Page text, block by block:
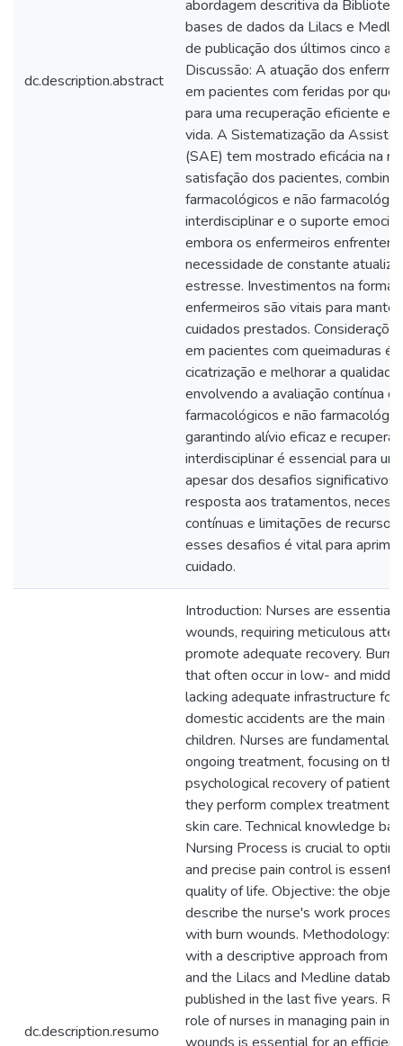
dc.description.abstract
abordagem descritiva da
bases de dados da Lilacs e
de publicação dos últimos cinco
Discussão: A atuação dos
em pacientes com feridas por
para uma recuperação eficiente e
vida. A Sistematização da
(SAE) tem mostrado eficácia na
satisfação dos pacientes,
farmacológicos e não
interdisciplinar e o suporte
embora os enfermeiros
necessidade de constante
estresse. Investimentos na
enfermeiros são vitais para
cuidados prestados.
em pacientes com queimaduras é
cicatrização e melhorar a
envolvendo a avaliação contínua
farmacológicos e não
garantindo alívio eficaz e
interdisciplinar é essencial para
apesar dos desafios significativos
resposta aos tratamentos,
contínuas e limitações de
esses desafios é vital para
cuidado.
dc.description.resumo
Introduction: Nurses are essential
wounds, requiring meticulous
promote adequate recovery.
that often occur in low- and
lacking adequate infrastructure for
domestic accidents are the main
children. Nurses are fundamental
ongoing treatment, focusing on
psychological recovery of
they perform complex treatments
skin care. Technical knowledge
Nursing Process is crucial to
and precise pain control is
quality of life. Objective: the
describe the nurse's work
with burn wounds. Methodology:
with a descriptive approach from
and the Lilacs and Medline
published in the last five years.
role of nurses in managing pain in